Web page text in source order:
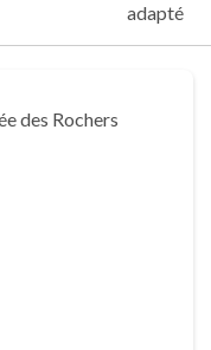
adapté
des Rochers